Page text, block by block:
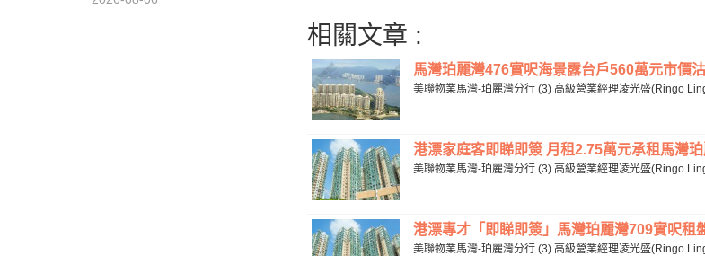
相關文章 :
馬灣珀麗灣476實呎海景露台戶560萬元市價
美聯物業馬灣-珀麗灣分行 (3) 高級營業經理凌光盛(Ringo
港漂家庭客即睇即簽 月租2.75萬元承租馬灣
美聯物業馬灣-珀麗灣分行 (3) 高級營業經理凌光盛(Ringo
港漂專才「即睇即簽」馬灣珀麗灣709實呎租
美聯物業馬灣-珀麗灣分行 (3) 高級營業經理凌光盛(Ringo